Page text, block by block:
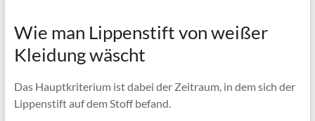
Wie man Lippenstift von weißer
Kleidung wäscht
Das Hauptkriterium ist dabei der Zeitraum, in dem sich der
Lippenstift auf dem Stoff befand.